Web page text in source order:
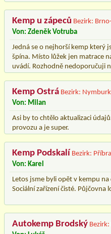
Kemp u zápeců Bezirk:
Von: Zdeněk Votruba
Jedná se o nejhorší kemp který
špína. Místo lůžek jen matrace
uvádí. Rozhodně nedoporučuji
Kemp Ostrá Bezirk: Nymburk
Von: Milan
Asi by to chtělo aktualizaci
provozu a je super.
Kemp Podskalí Bezirk:
Von: Karel
Letos jsme byli opět v kempu
Sociální zařízení čisté. Půjčovna
Autokemp Brodský